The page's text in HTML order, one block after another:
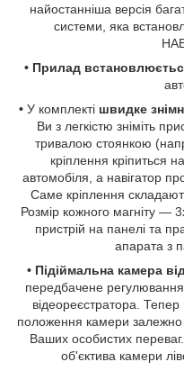
найостанніша версія
системи, яка
• Прилад
• У комплекті швидке
Ви з легкістю зніміть
тривалою стоянкою
кріплення кріпиться
автомобіля, а навігатор
Саме кріплення
Розмір кожного магніту —
пристрій на панелі та
апарата з
• Підіймальна камера
передбачене
відеореєстратора.
положення камери залежно
Ваших особистих
об'єктива камери